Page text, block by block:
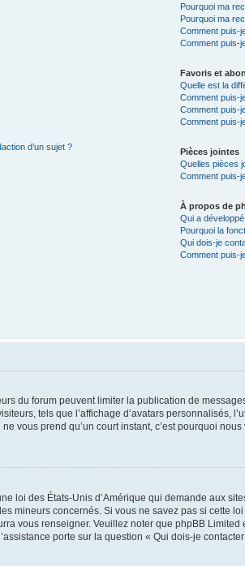
d’un sujet ?
Pourquoi ma
Pourquoi ma
Comment puis-
Comment puis-
Favoris et
Quelle est la
Comment puis-
Comment puis-
Comment puis-
Pièces jointes
Quelles pièces
Comment puis-
À propos de
Qui a
Pourquoi la
Qui dois-je
Comment puis-
du forum peuvent limiter la publication de
tels que l’affichage d’avatars personnalisés,
vous prend qu’un court instant, c’est pourquoi
loi des États-Unis d’Amérique qui demande aux
mineurs concernés. Si vous ne savez pas si cette
vous renseigner. Veuillez noter que phpBB
porte sur la question « Qui dois-je